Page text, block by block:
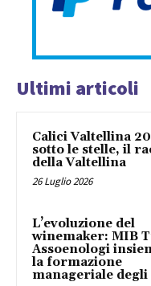
Ultimi articoli
Calici Valtellina
sotto le stelle, il
della Valtellina
26 Luglio 2026
L’evoluzione del
winemaker: MIB
Assoenologi
la formazione
manageriale